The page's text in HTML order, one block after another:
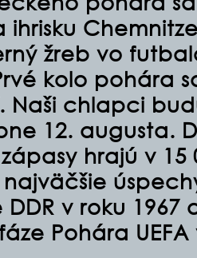
žreb vo
kolo pohára
Naši chlapci
12. augusta.
hrajú v
v roku 1967
Pohára UEFA